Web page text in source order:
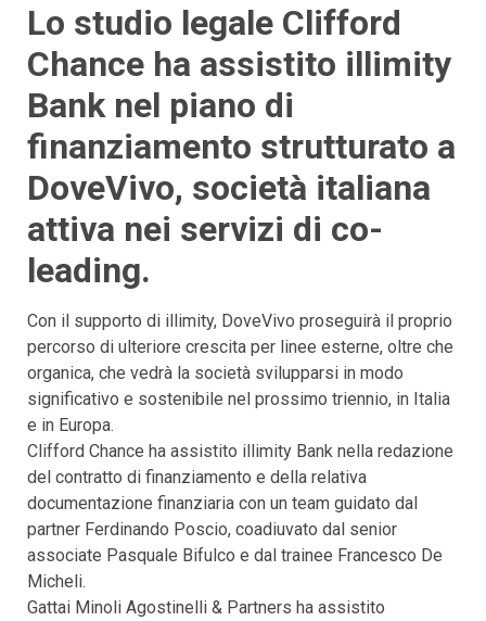
Lo studio legale Clifford
Chance ha assistito illimity
Bank nel piano di
finanziamento strutturato a
DoveVivo, società italiana
attiva nei servizi di co-
leading.
Con il supporto di illimity, DoveVivo proseguirà il proprio
percorso di ulteriore crescita per linee esterne, oltre che
organica, che vedrà la società svilupparsi in modo
significativo e sostenibile nel prossimo triennio, in Italia
e in Europa.
Clifford Chance ha assistito illimity Bank nella redazione
del contratto di finanziamento e della relativa
documentazione finanziaria con un team guidato dal
partner Ferdinando Poscio, coadiuvato dal senior
associate Pasquale Bifulco e dal trainee Francesco De
Micheli.
Gattai Minoli Agostinelli & Partners ha assistito